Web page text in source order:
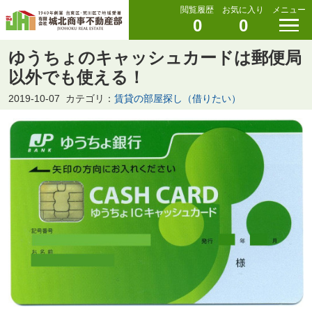
閲覧履歴
0
お気に入り
0
メニュー
ゆうちょのキャッシュカードは郵便局
以外でも使える！
2019-10-07 カテゴリ： 賃貸の部屋探し（借りたい）